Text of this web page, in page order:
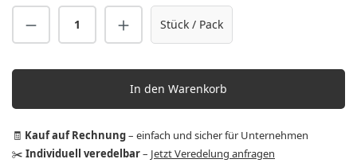
Produkt Anzahl: Gib den gewünschten
Stück / Pack
In den Warenkorb
🧾 Kauf auf Rechnung– einfach und sicher für Unternehmen
✂️ Individuell veredelbar– Jetzt Veredelung anfragen